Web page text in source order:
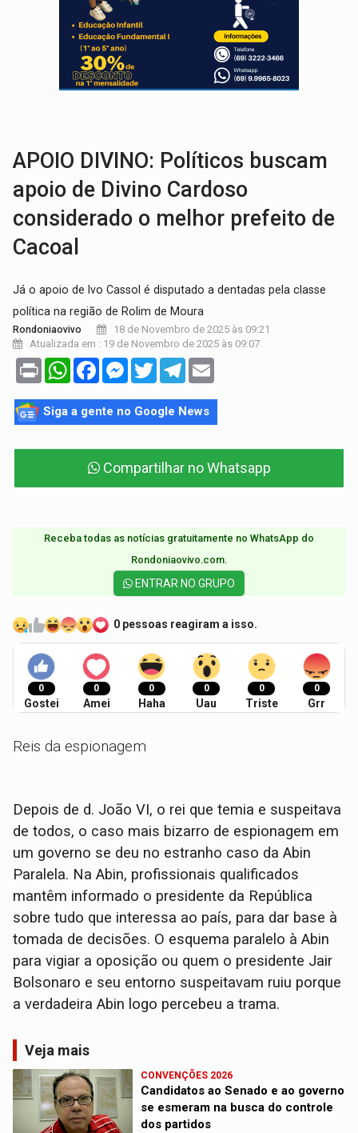
INDEPENDÊNCIA: 10 dicas importantes para quem quer
VARCENA: Cientistas descobrem nova espécie de rã em florestas
BARGANHA: Vai comprar celular usado? Veja como consultar o
APOIO DIVINO: Políticos buscam
apoio de Divino Cardoso
considerado o melhor prefeito de
Cacoal
Já o apoio de Ivo Cassol é disputado a dentadas pela classe
política na região de Rolim de Moura
Rondoniaovivo
18 de Novembro de 2025 às 09:21
Atualizada em : 19 de Novembro de 2025 às 09:07
Print WhatsAppFacebookMessenger
TwitterTelegram
Siga a gente no Google News
Compartilhar no Whatsapp
Receba todas as notícias gratuitamente no WhatsApp do
Rondoniaovivo.com.​
ENTRAR NO GRUPO
0 pessoas reagiram a isso.
0
Gostei
0
Amei
0
Haha
0
Uau
0
Triste
0
Grr
Reis da espionagem
Depois de d. João VI, o rei que temia e suspeitava
de todos, o caso mais bizarro de espionagem em
um governo se deu no estranho caso da Abin
Paralela. Na Abin, profissionais qualificados
mantêm informado o presidente da República
sobre tudo que interessa ao país, para dar base à
tomada de decisões. O esquema paralelo à Abin
para vigiar a oposição ou quem o presidente Jair
Bolsonaro e seu entorno suspeitavam ruiu porque
a verdadeira Abin logo percebeu a trama.
Veja mais
CONVENÇÕES 2026
Candidatos ao Senado e ao governo
se esmeram na busca do controle
dos partidos